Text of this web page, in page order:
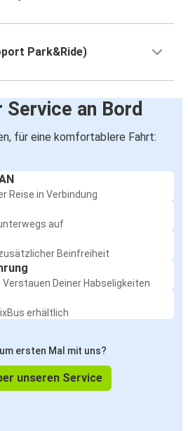
Park&Ride)
Service an Bord
für eine komfortablere Fahrt:
Reise in Verbindung
auf
Beinfreiheit
Deiner Habseligkeiten
erhältlich
ersten Mal mit uns?
unseren Service